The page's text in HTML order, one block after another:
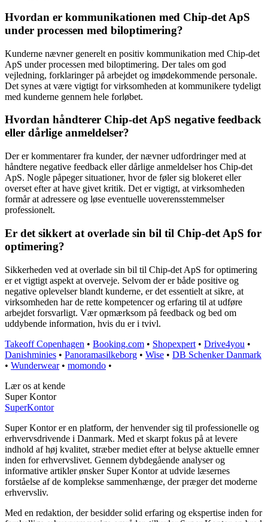
Hvordan er kommunikationen med Chip-det ApS
under processen med biloptimering?
Kunderne nævner generelt en positiv kommunikation med Chip-det
ApS under processen med biloptimering. Der tales om god
vejledning, forklaringer på arbejdet og imødekommende personale.
Det synes at være vigtigt for virksomheden at kommunikere tydeligt
med kunderne gennem hele forløbet.
Hvordan håndterer Chip-det ApS negative feedback
eller dårlige anmeldelser?
Der er kommentarer fra kunder, der nævner udfordringer med at
håndtere negative feedback eller dårlige anmeldelser hos Chip-det
ApS. Nogle påpeger situationer, hvor de føler sig blokeret eller
overset efter at have givet kritik. Det er vigtigt, at virksomheden
formår at adressere og løse eventuelle uoverensstemmelser
professionelt.
Er det sikkert at overlade sin bil til Chip-det ApS for
optimering?
Sikkerheden ved at overlade sin bil til Chip-det ApS for optimering
er et vigtigt aspekt at overveje. Selvom der er både positive og
negative oplevelser blandt kunderne, er det essentielt at sikre, at
virksomheden har de rette kompetencer og erfaring til at udføre
arbejdet forsvarligt. Vær opmærksom på feedback og bed om
uddybende information, hvis du er i tvivl.
Takeoff Copenhagen • Booking.com • Shopexpert • Drive4you •
Danishminies • Panoramasilkeborg • Wise • DB Schenker Danmark
• Wunderwear• momondo •
Lær os at kende
Super Kontor
SuperKontor
Super Kontor er en platform, der henvender sig til professionelle og
erhvervsdrivende i Danmark. Med et skarpt fokus på at levere
indhold af høj kvalitet, stræber mediet efter at belyse aktuelle emner
inden for erhvervslivet. Gennem dybdegående analyser og
informative artikler ønsker Super Kontor at udvide læsernes
forståelse af de komplekse sammenhænge, der præger det moderne
erhvervsliv.
Med en redaktion, der besidder solid erfaring og ekspertise inden for